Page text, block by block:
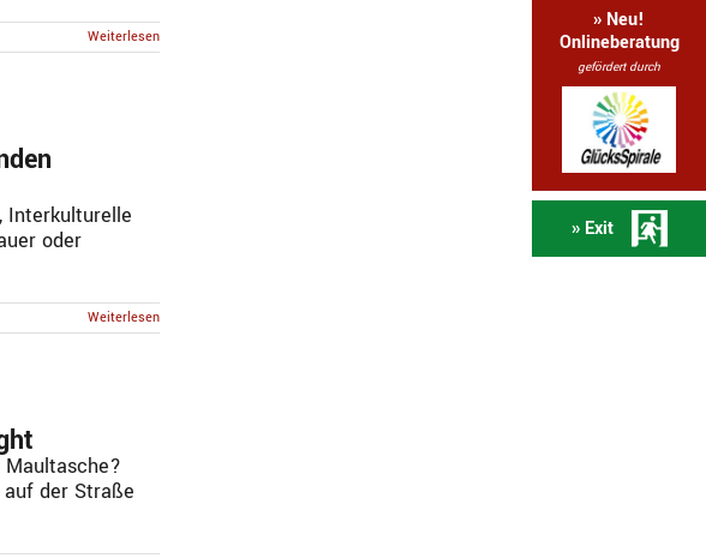
Weiterlesen
Interkulturelle
oder
Weiterlesen
Maultasche?
der Straße
» Neu!
Onlineberatung
gefördert durch
» Exit